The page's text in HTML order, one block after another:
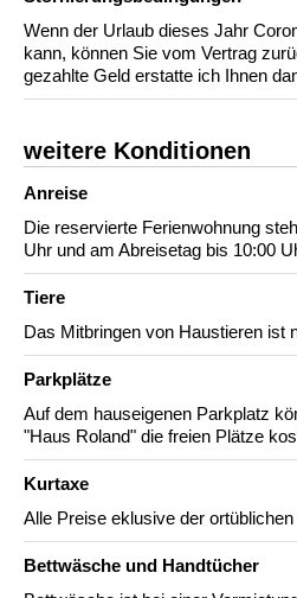
Wenn der Urlaub dieses Jahr
kann, können Sie vom Vertrag
gezahlte Geld erstatte ich Ihnen
weitere Konditionen
Anreise
Die reservierte Ferienwohnung
Uhr und am Abreisetag bis 10:00
Tiere
Das Mitbringen von Haustieren ist
Parkplätze
Auf dem hauseigenen Parkplatz
"Haus Roland" die freien Plätze
Kurtaxe
Alle Preise eklusive der
Bettwäsche und Handtücher